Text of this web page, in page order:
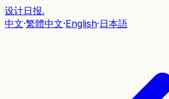
设计日报.
中文·繁體中文·English·日本語